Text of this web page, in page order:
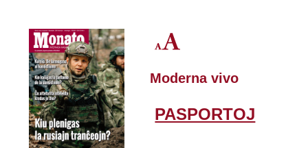
Moderna vivo
PASPORTOJ